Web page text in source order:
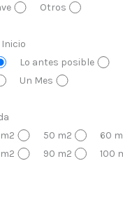
Otros
Lo antes posible
Un Mes
50 m2
60
90 m2
100